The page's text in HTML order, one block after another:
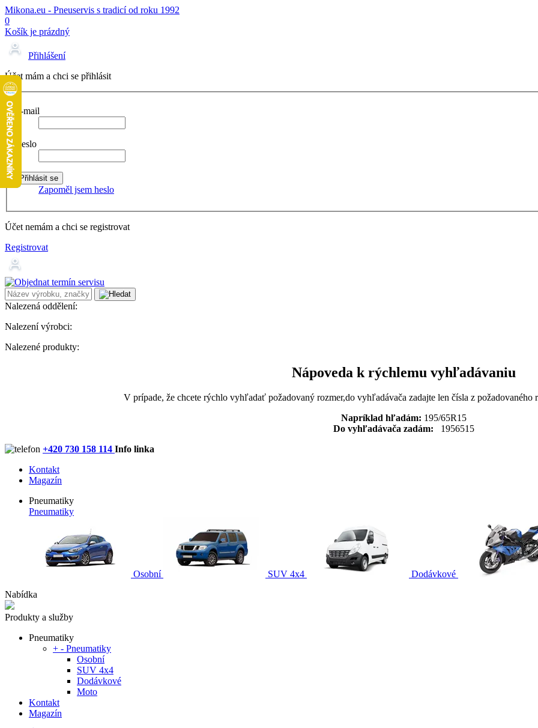
Mikona.eu - Pneuservis s tradicí od roku 1992
0
Košík je prázdný
Přihlášení
Účet mám a chci se přihlásit
E-mail
Heslo
Zapoměl jsem heslo
Účet nemám a chci se registrovat
Registrovat
Nalezená oddělení:
Nalezení výrobci:
Nalezené produkty:
Nápoveda k rýchlemu vyhľadávaniu
V prípade, že chcete rýchlo vyhľadať požadovaný rozmer,do vyhľadávača zadajte len čísla z
Napríklad hľadám: 195/65R15
Do vyhľadávača zadám: 1956515
+420 730 158 114 Info linka
Kontakt
Magazín
Pneumatiky
Pneumatiky
Osobní SUV 4x4
Dodávkové
Nabídka
Produkty a služby
Pneumatiky
+ - Pneumatiky
Osobní
SUV 4x4
Dodávkové
Moto
Kontakt
Magazín